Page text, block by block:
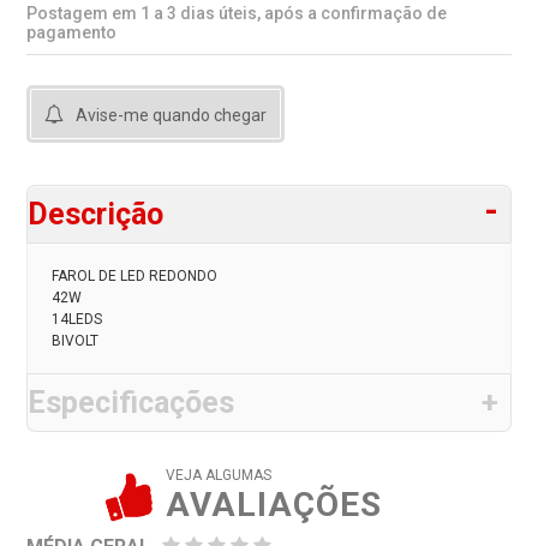
Postagem em 1 a 3 dias úteis, após a confirmação de
pagamento
Avise-me quando chegar
Descrição
FAROL DE LED REDONDO
42W
14LEDS
BIVOLT
Especificações
VEJA ALGUMAS
AVALIAÇÕES